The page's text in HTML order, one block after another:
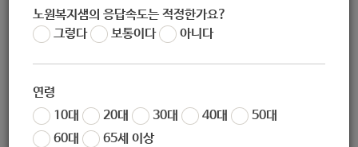
노원복지샘의 응답속도는 적정한가요?
그렇다
보통이다 아니다
연령
10대
20대 30대 40대
50대
60대
65세 이상
작성자 노원 복지샘
작성일 2020-09-17 09:39
노원구 보건소 기간제근로자 채용공고